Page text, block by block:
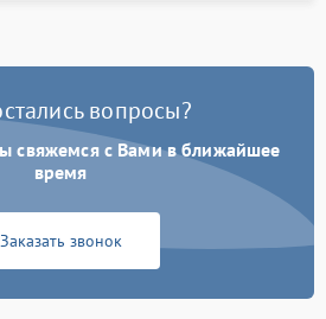
вопросы?
свяжемся с Вами в ближайшее
время
Заказать звонок